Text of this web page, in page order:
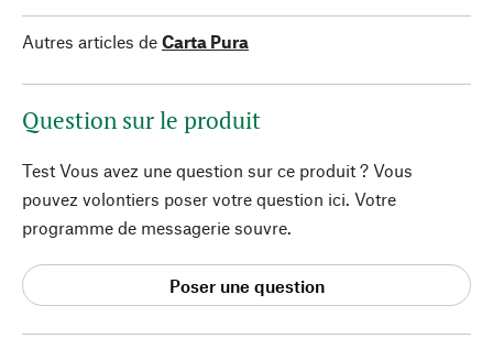
Autres articles de Carta Pura
Question sur le produit
Test Vous avez une question sur ce produit ? Vous
pouvez volontiers poser votre question ici. Votre
programme de messagerie souvre.
Poser une question